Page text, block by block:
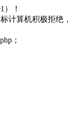
）！
计算机积极拒绝
；